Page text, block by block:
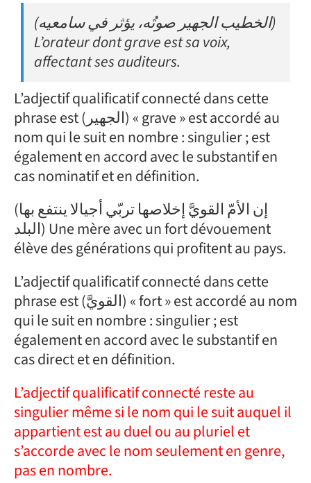
(الخطيب الجهير صوتُه، يؤثر في سامعيه)
L’orateur dont grave est sa voix,
affectant ses auditeurs.
L’adjectif qualificatif connecté dans cette
phrase est (الجهير) « grave » est accordé au
nom qui le suit en nombre : singulier ; est
également en accord avec le substantif en
cas nominatif et en définition.
(إن الأمّ القويَّ إخلاصها تربّي أجيالا ينتفع بها
البلد) Une mère avec un fort dévouement
élève des générations qui profitent au pays.
L’adjectif qualificatif connecté dans cette
phrase est (القويَّ) « fort » est accordé au nom
qui le suit en nombre : singulier ; est
également en accord avec le substantif en
cas direct et en définition.
L’adjectif qualificatif connecté reste au
singulier même si le nom qui le suit auquel il
appartient est au duel ou au pluriel et
s’accorde avec le nom seulement en genre,
pas en nombre.